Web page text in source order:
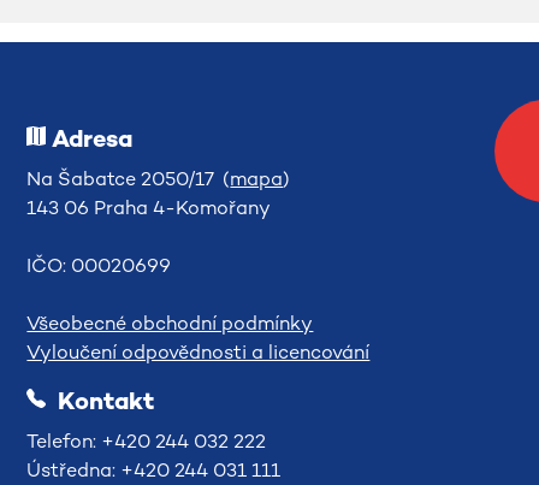
Adresa
Na Šabatce 2050/17 (mapa)
143 06 Praha 4-Komořany
IČO: 00020699
Všeobecné obchodní podmínky
Vyloučení odpovědnosti a licencování
Kontakt
Telefon: +420 244 032 222
Ústředna: +420 244 031 111